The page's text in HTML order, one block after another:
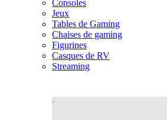
Consoles
Jeux
Tables de Gaming
Chaises de gaming
Figurines
Casques de RV
Streaming